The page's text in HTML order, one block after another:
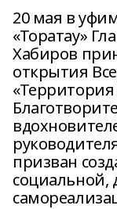
20 мая в
«Торатау»
Хабиров
открытия
«Территория
призван
социальной,